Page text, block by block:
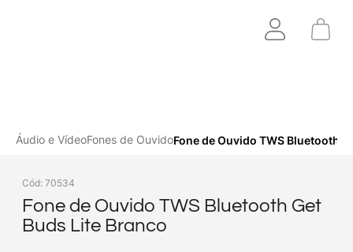
Áudio e VídeoFones de OuvidoFone de Ouvido TWS Bluetooth
Cód: 70534
Fone de Ouvido TWS Bluetooth Get
Buds Lite Branco